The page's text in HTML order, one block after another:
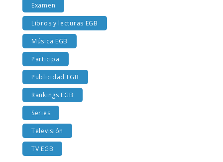
Examen
Libros y lecturas EGB
Música EGB
Participa
Publicidad EGB
Rankings EGB
Series
Televisión
TV EGB